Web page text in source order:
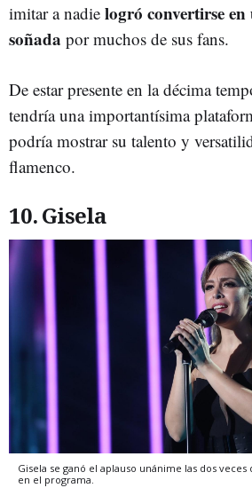
imitar a nadie logró convertirse
soñada por muchos de sus fans.
De estar presente en la décima
tendría una importantísima
podría mostrar su talento y
flamenco.
10. Gisela
Gisela se ganó el aplauso unánime las dos
en el programa.